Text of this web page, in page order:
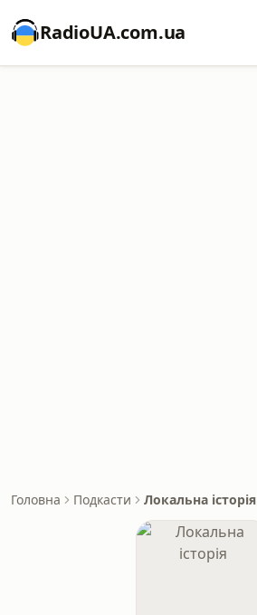
RadioUA.com.ua
Головна Подкасти Локальна історія